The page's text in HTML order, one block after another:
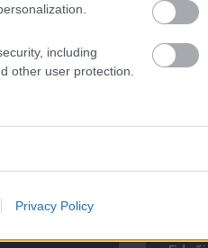
including
other user protection.
Privacy Policy